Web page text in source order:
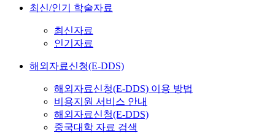
최신/인기 학술자료
최신자료
인기자료
해외자료신청(E-DDS)
해외자료신청(E-DDS) 이용 방법
비용지원 서비스 안내
해외자료신청(E-DDS)
중국대학 자료 검색